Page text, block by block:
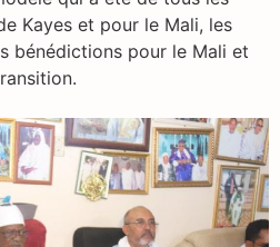
Kayes et pour le Mali, les
bénédictions pour le Mali et